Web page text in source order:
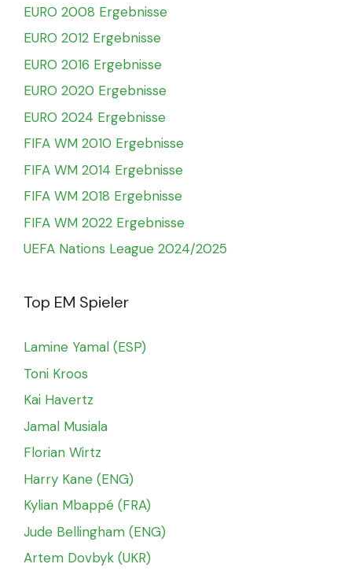
EURO 2008 Ergebnisse
EURO 2012 Ergebnisse
EURO 2016 Ergebnisse
EURO 2020 Ergebnisse
EURO 2024 Ergebnisse
FIFA WM 2010 Ergebnisse
FIFA WM 2014 Ergebnisse
FIFA WM 2018 Ergebnisse
FIFA WM 2022 Ergebnisse
UEFA Nations League 2024/2025
Top EM Spieler
Lamine Yamal (ESP)
Toni Kroos
Kai Havertz
Jamal Musiala
Florian Wirtz
Harry Kane (ENG)
Kylian Mbappé (FRA)
Jude Bellingham (ENG)
Artem Dovbyk (UKR)